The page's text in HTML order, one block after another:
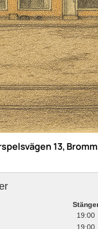
13,
19:00
19:00